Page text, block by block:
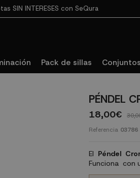
SIN INTERESES con SeQura
Pack de sillas
PÉNDEL
18,00€
Referencia 03786
El Péndel
Funciona con